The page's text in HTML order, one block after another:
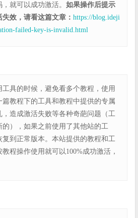
就可以成功激活。 如果操作后提示
效，请看这篇文章： https://blog.ideji
failed-key-is-invalid.html
工具的时候，避免看多个教程，使用
教程下的工具和教程中提供的专属
造成激活失败等各种奇葩问题（工
），如果之前使用了其他站的工
到正常版本。本站提供的教程和工
程操作使用就可以100%成功激活，